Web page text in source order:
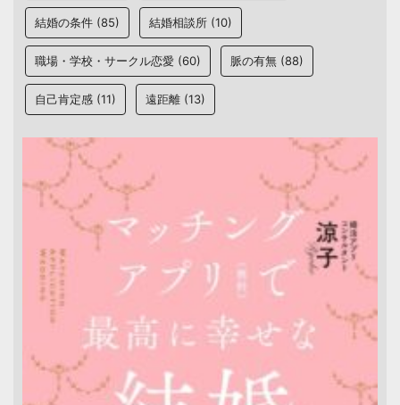
結婚の条件 (85) 結婚相談所 (10)
職場・学校・サークル恋愛 (60) 脈の有無 (88)
自己肯定感 (11) 遠距離 (13)